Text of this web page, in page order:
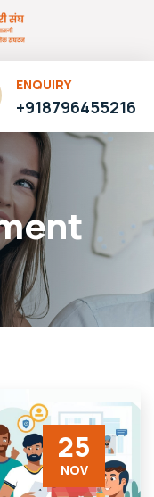
ENQUIRY
+918796455216
25
NOV